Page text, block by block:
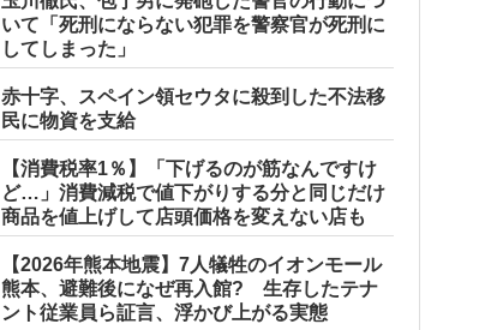
いて「死刑にならない犯罪を警察官が死刑に
してしまった」
赤十字、スペイン領セウタに殺到した不法移
民に物資を支給
【消費税率1％】「下げるのが筋なんですけ
ど…」消費減税で値下がりする分と同じだけ
商品を値上げして店頭価格を変えない店も
【2026年熊本地震】7人犠牲のイオンモール
熊本、避難後になぜ再入館? 生存したテナ
ント従業員ら証言、浮かび上がる実態